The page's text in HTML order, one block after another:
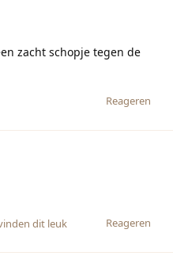
zacht schopje tegen de
Reageren
Reageren
dit leuk